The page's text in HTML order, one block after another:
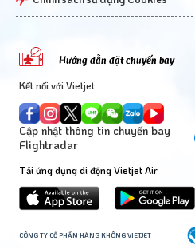
Hướng dẫn đặt chuyến bay
Kết nối với Vietjet
Cập nhật thông tin chuyến bay
Flightradar
Tải ứng dụng di động Vietjet Air
CÔNG TY CỔ PHẦN HÀNG KHÔNG VIETJET